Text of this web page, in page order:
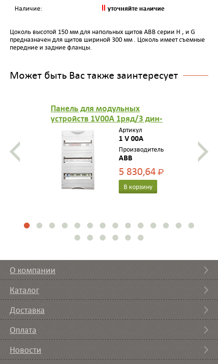
Наличие: уточняйте наличие
Цоколь высотой 150 мм для напольных щитов АВВ серии H , и G
предназначен для щитов шириной 300 мм . Цоколь имеет съемные
передние и задние фланцы.
Может быть Вас также заинтересует
Панель для модульных
устройств 1V00A 1ряд/3 дин-
рейки
Артикул
1 V 00A
Производитель
ABB
5 830,64Р
В корзину
О компании
Каталог
Доставка
Оплата
Новости